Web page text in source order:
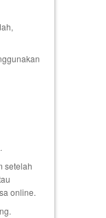
setelah
online.